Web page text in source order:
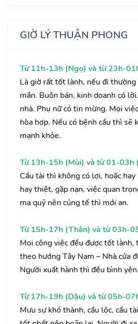
GIỜ LÝ THUẬN PHONG
Từ 11h-13h (Ngọ) và từ 23h-
Là giờ rất tốt lành, nếu đi thường
mắn. Buôn bán, kinh doanh có
nhà. Phụ nữ có tin mừng. Mọi
hòa hợp. Nếu có bệnh cầu thì sẽ
mạnh khỏe.
Từ 13h-15h (Mùi) và từ 01-03h
Cầu tài thì không có lợi, hoặc
hay thiệt, gặp nạn, việc quan
ma quỷ nên cúng tế thì mới an.
Từ 15h-17h (Thân) và từ 03h-
Mọi công việc đều được tốt lành,
theo hướng Tây Nam – Nhà cửa
Người xuất hành thì đều bình yên.
Từ 17h-19h (Dậu) và từ 05h-
Mưu sự khó thành, cầu lộc, cầu